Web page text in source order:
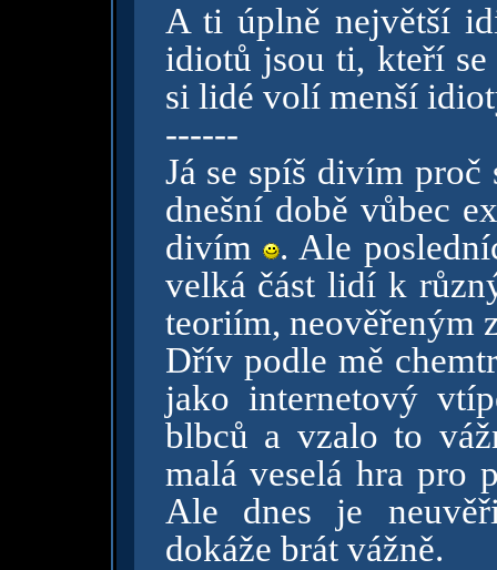
A ti úplně největší
idiotů jsou ti, kteří
si lidé volí menší
------
Já se spíš divím
dnešní době vůbec
divím . Ale
velká část lidí k
teoriím, neověřeným
Dřív podle mě
jako internetový
blbců a vzalo to
malá veselá hra pro
Ale dnes je
dokáže brát vážně.